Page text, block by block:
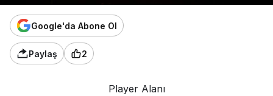
Google'da Abone Ol
Paylaş 2
Player Alanı